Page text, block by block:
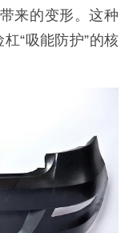
来的变形。这种
“吸能防护”的核